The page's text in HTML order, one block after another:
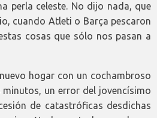
perla celeste. No dijo nada, que
cuando Atleti o Barça pescaron
cosas que sólo nos pasan a
hogar con un cochambroso
un error del jovencísimo
de catastróficas desdichas